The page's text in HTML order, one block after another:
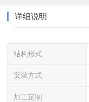
详细说明
结构形式
安装方式
加工定制